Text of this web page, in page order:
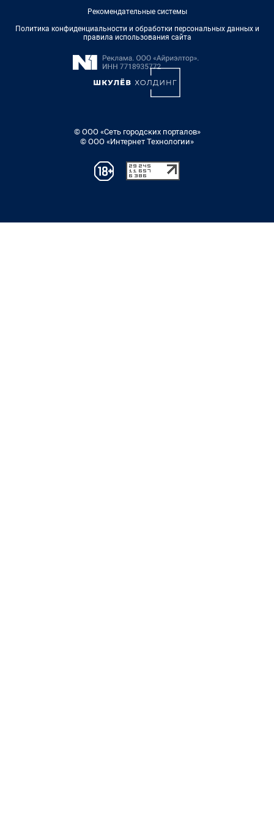
Рекомендательные системы
Политика конфиденциальности и обработки персональных данных и
правила использования сайта
© ООО «Сеть городских порталов»
© ООО «Интернет Технологии»